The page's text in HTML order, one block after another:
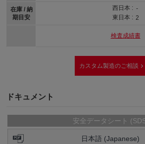
在庫 / 納
期目安
西日本 : -
東日本 : 2
検査成績書
カスタム製造のご相談
ドキュメント
安全データシート
日本語 (Japanese)